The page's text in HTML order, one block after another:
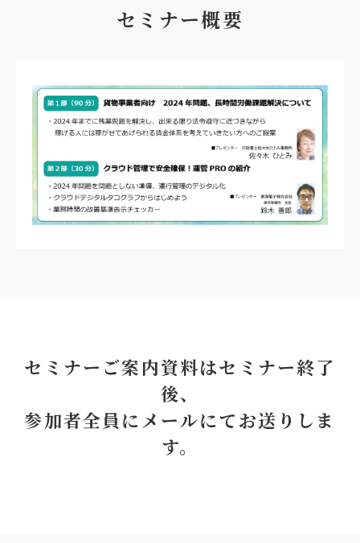
セミナー概要
セミナーご案内資料はセミナー終了
後、
参加者全員にメールにてお送りしま
す。